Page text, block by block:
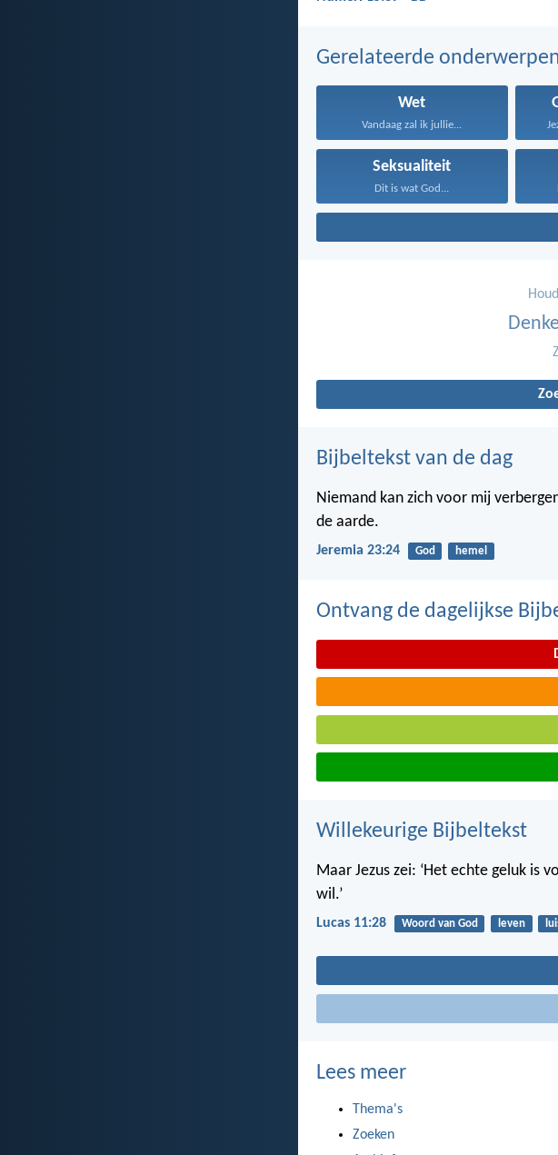
Gerelateerde
Wet
Vandaag zal ik jullie...
Seksualiteit
Dit is wat God...
Bijbeltekst van de dag
Niemand kan zich voor mij
de aarde.
Jeremia 23:24 God hemel
Ontvang de dagelijkse
Willekeurige Bijbeltekst
Maar Jezus zei: ‘Het echte geluk is
wil.’
Lucas 11:28 Woord van God leven
Lees meer
Thema's
Zoeken